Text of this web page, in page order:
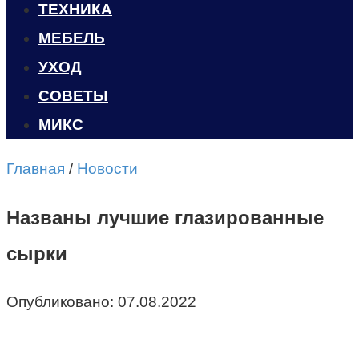
ТЕХНИКА
МЕБЕЛЬ
УХОД
CОВЕТЫ
МИКС
Главная / Новости
Названы лучшие глазированные
сырки
Опубликовано: 07.08.2022